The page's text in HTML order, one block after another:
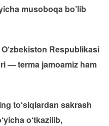
musoboqa bo’lib
Respublikasi
— terma jamoamiz ham
to‘siqlardan sakrash
o‘tkazilib,